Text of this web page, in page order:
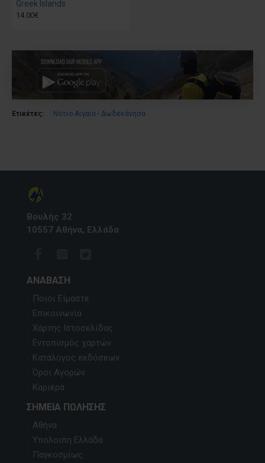
Greek Islands
14.00€
Ετικέτες: Νότιο Αιγαίο - Δωδεκάνησα
Βουλής 32
10557 Αθήνα, Ελλάδα
ΑΝΆΒΑΣΗ
Ποιοι Είμαστε
Επικοινωνία
Χάρτης Ιστοσελίδας
Εντοπισμός χαρτών
Κατάλογος εκδόσεων
Όροι Αγορών
Καριέρα
ΣΗΜΕΊΑ ΠΏΛΗΣΗΣ
Αθήνα
Υπόλοιπη Ελλάδα
Παγκοσμίως